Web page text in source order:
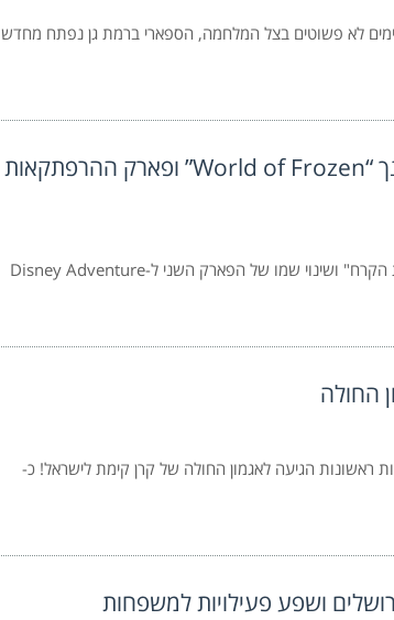
שקלים: לאחר ימים לא פשוטים בצל המלחמה, הספארי ברמת גן נפתח מחדש
עידן חדש בדיסנילנד פריז: נחנך “World of Frozen” ופארק ההרפתקאות
עם פתיחתו הרשמית של עולם "לשבור את הקרח" ושינוי שמו של הפארק השני ל-Disney Adventure
החולה
ראשונים של אביב... כ- 100 חסידות ראשונות הגיעה לאגמון החולה של קרן קימת לישראל! כ-
ושפע פעילויות למשפחות